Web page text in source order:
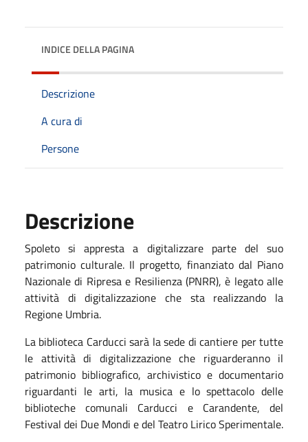
INDICE DELLA PAGINA
Descrizione
A cura di
Persone
Descrizione
Spoleto si appresta a digitalizzare parte del suo
patrimonio culturale. Il progetto, finanziato dal Piano
Nazionale di Ripresa e Resilienza (PNRR), è legato alle
attività di digitalizzazione che sta realizzando la
Regione Umbria.
La biblioteca Carducci sarà la sede dicantiere per tutte
le attività di digitalizzazione che riguarderanno il
patrimonio bibliografico, archivistico e documentario
riguardanti le arti, la musica e lo spettacolo delle
biblioteche comunali Carducci e Carandente, del
Festival dei Due Mondi e del Teatro Lirico Sperimentale.